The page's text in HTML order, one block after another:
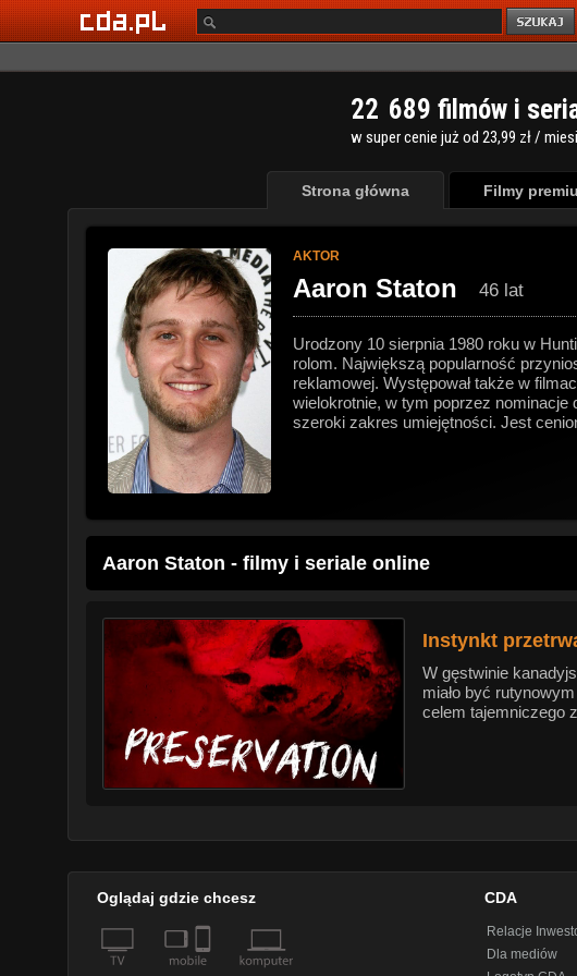
22 689 filmów i
w super cenie już od 23,99 zł /
Strona główna Filmy
AKTOR
Aaron Staton 46 lat
Urodzony 10 sierpnia 1980 roku w
rolom. Największą popularność
reklamowej. Występował także w
wielokrotnie, w tym poprzez
szeroki zakres umiejętności. Jest
Aaron Staton - filmy i seriale online
Instynkt
W gęstwinie
miało być
celem tajemniczego
Oglądaj gdzie chcesz CDA
Relacje
Dla mediów